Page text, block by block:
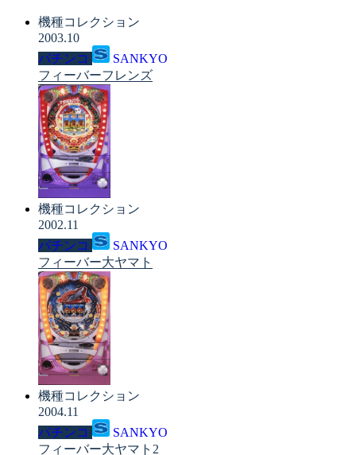
機種コレクション
2003.10
パチンコ
SANKYO
フィーバーフレンズ
機種コレクション
2002.11
パチンコ
SANKYO
フィーバー大ヤマト
機種コレクション
2004.11
パチンコ
SANKYO
フィーバー大ヤマト2